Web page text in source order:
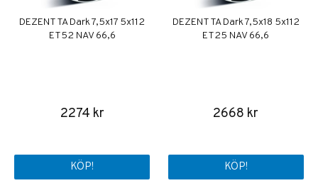
DEZENT TA Dark 7,5x17 5x112
ET52 NAV 66,6
2274 kr
KÖP!
DEZENT TA Dark 7,5x18 5x112
ET25 NAV 66,6
2668 kr
KÖP!